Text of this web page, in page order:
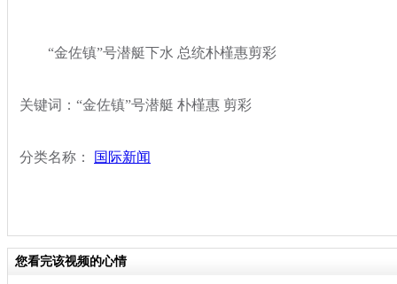
“金佐镇”号潜艇下水 总统朴槿惠剪彩
关键词：“金佐镇”号潜艇 朴槿惠 剪彩
分类名称： 国际新闻
您看完该视频的心情